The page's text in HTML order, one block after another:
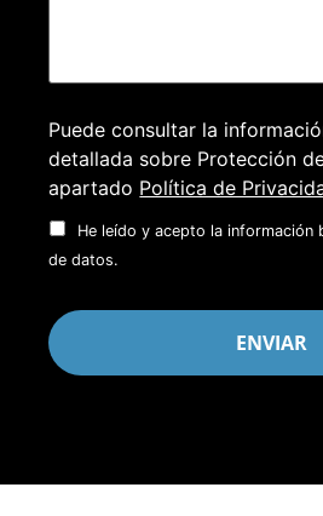
Puede consultar la
detallada sobre Protección
apartado Política de
He leído y acepto la información
de datos.